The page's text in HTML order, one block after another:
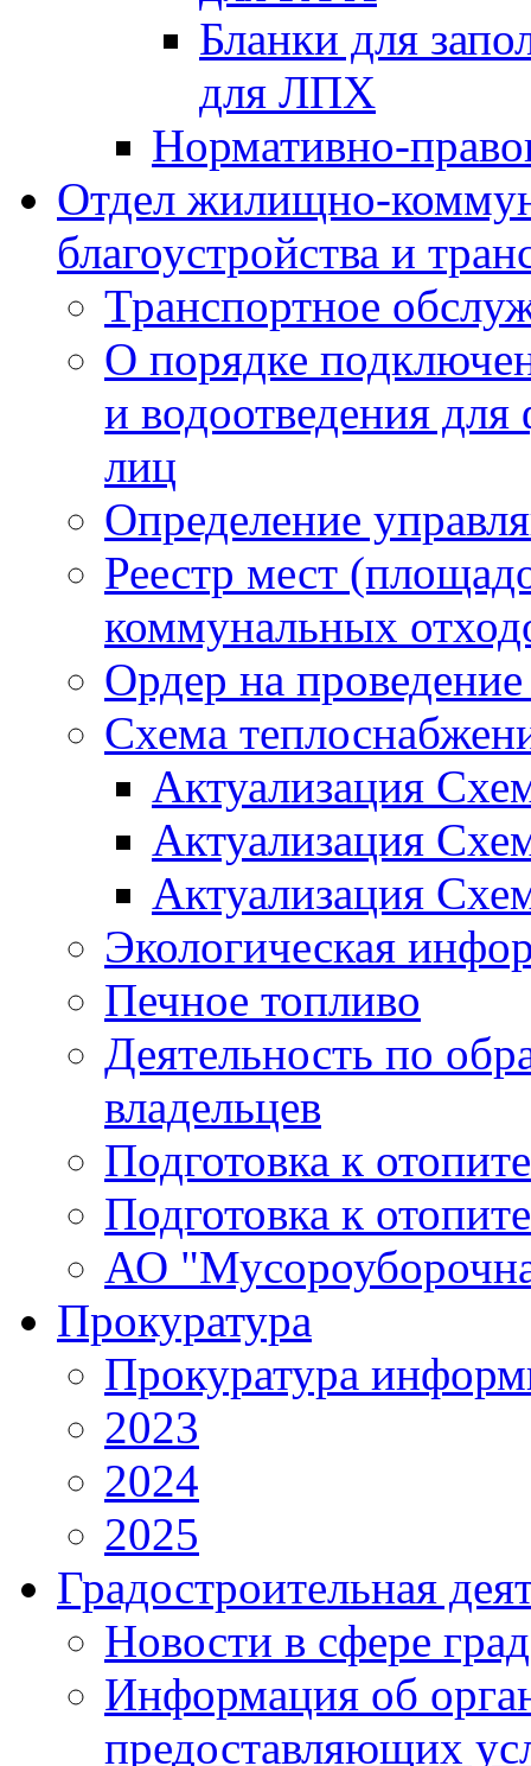
Бланки для
для ЛПХ
Нормативно-
Отдел жилищно-
благоустройства и
Транспортное
О порядке
и водоотведения
лиц
Определение
Реестр мест
коммунальных
Ордер на
Схема
Актуализация
Актуализация
Актуализация
Экологическая
Печное топливо
Деятельность по
владельцев
Подготовка к
Подготовка к
АО
Прокуратура
Прокуратура
2023
2024
2025
Градостроительная
Новости в сфере
Информация об
предоставляющих